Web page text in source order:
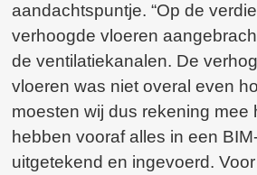
aandachtspuntje. “Op de
verhoogde vloeren
de ventilatiekanalen. De
vloeren was niet overal even
moesten wij dus rekening mee
hebben vooraf alles in een
uitgetekend en ingevoerd.